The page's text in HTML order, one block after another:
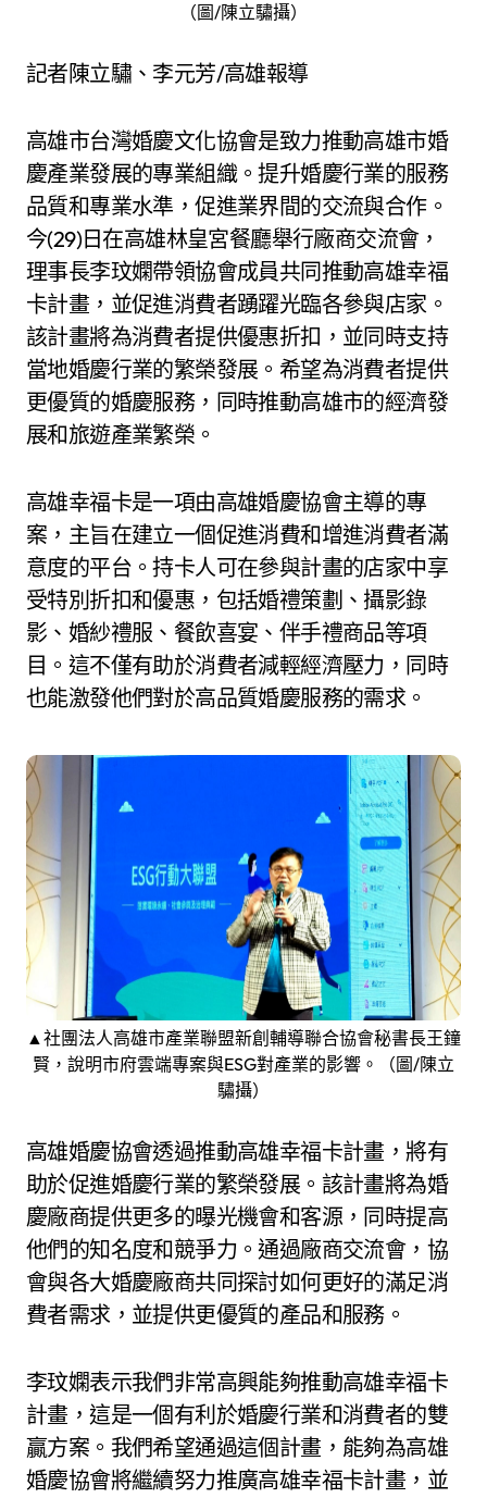
（圖/陳立驌攝）
記者陳立驌、李元芳/高雄報導
高雄市台灣婚慶文化協會是致力推動高雄市婚
慶產業發展的專業組織。提升婚慶行業的服務
品質和專業水準，促進業界間的交流與合作。
今(29)日在高雄林皇宮餐廳舉行廠商交流會，
理事長李玟嫻帶領協會成員共同推動高雄幸福
卡計畫，並促進消費者踴躍光臨各參與店家。
該計畫將為消費者提供優惠折扣，並同時支持
當地婚慶行業的繁榮發展。希望為消費者提供
更優質的婚慶服務，同時推動高雄市的經濟發
展和旅遊產業繁榮。
高雄幸福卡是一項由高雄婚慶協會主導的專
案，主旨在建立一個促進消費和增進消費者滿
意度的平台。持卡人可在參與計畫的店家中享
受特別折扣和優惠，包括婚禮策劃、攝影錄
影、婚紗禮服、餐飲喜宴、伴手禮商品等項
目。這不僅有助於消費者減輕經濟壓力，同時
也能激發他們對於高品質婚慶服務的需求。
▲社團法人高雄市產業聯盟新創輔導聯合協會秘書長王鐘
賢，說明市府雲端專案與ESG對產業的影響。（圖/陳立
驌攝）
高雄婚慶協會透過推動高雄幸福卡計畫，將有
助於促進婚慶行業的繁榮發展。該計畫將為婚
慶廠商提供更多的曝光機會和客源，同時提高
他們的知名度和競爭力。通過廠商交流會，協
會與各大婚慶廠商共同探討如何更好的滿足消
費者需求，並提供更優質的產品和服務。
李玟嫻表示我們非常高興能夠推動高雄幸福卡
計畫，這是一個有利於婚慶行業和消費者的雙
贏方案。我們希望通過這個計畫，能夠為高雄
婚慶協會將繼續努力推廣高雄幸福卡計畫，並